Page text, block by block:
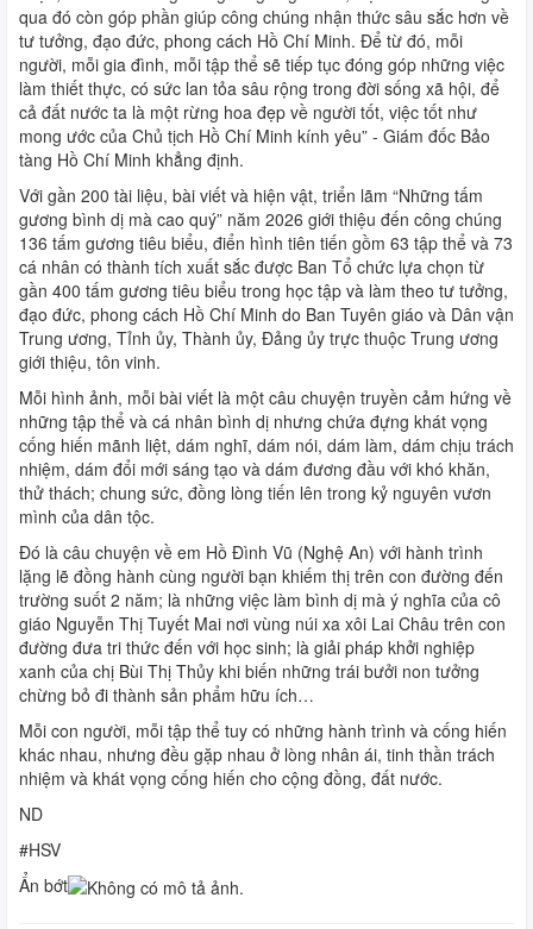
qua đó còn góp phần giúp công chúng nhận thức sâu sắc hơn về
tư tưởng, đạo đức, phong cách Hồ Chí Minh. Để từ đó, mỗi
người, mỗi gia đình, mỗi tập thể sẽ tiếp tục đóng góp những việc
làm thiết thực, có sức lan tỏa sâu rộng trong đời sống xã hội, để
cả đất nước ta là một rừng hoa đẹp về người tốt, việc tốt như
mong ước của Chủ tịch Hồ Chí Minh kính yêu” - Giám đốc Bảo
tàng Hồ Chí Minh khẳng định.
Với gần 200 tài liệu, bài viết và hiện vật, triển lãm “Những tấm
gương bình dị mà cao quý” năm 2026 giới thiệu đến công chúng
136 tấm gương tiêu biểu, điển hình tiên tiến gồm 63 tập thể và 73
cá nhân có thành tích xuất sắc được Ban Tổ chức lựa chọn từ
gần 400 tấm gương tiêu biểu trong học tập và làm theo tư tưởng,
đạo đức, phong cách Hồ Chí Minh do Ban Tuyên giáo và Dân vận
Trung ương, Tỉnh ủy, Thành ủy, Đảng ủy trực thuộc Trung ương
giới thiệu, tôn vinh.
Mỗi hình ảnh, mỗi bài viết là một câu chuyện truyền cảm hứng về
những tập thể và cá nhân bình dị nhưng chứa đựng khát vọng
cống hiến mãnh liệt, dám nghĩ, dám nói, dám làm, dám chịu trách
nhiệm, dám đổi mới sáng tạo và dám đương đầu với khó khăn,
thử thách; chung sức, đồng lòng tiến lên trong kỷ nguyên vươn
mình của dân tộc.
Đó là câu chuyện về em Hồ Đình Vũ (Nghệ An) với hành trình
lặng lẽ đồng hành cùng người bạn khiếm thị trên con đường đến
trường suốt 2 năm; là những việc làm bình dị mà ý nghĩa của cô
giáo Nguyễn Thị Tuyết Mai nơi vùng núi xa xôi Lai Châu trên con
đường đưa tri thức đến với học sinh; là giải pháp khởi nghiệp
xanh của chị Bùi Thị Thủy khi biến những trái bưởi non tưởng
chừng bỏ đi thành sản phẩm hữu ích…
Mỗi con người, mỗi tập thể tuy có những hành trình và cống hiến
khác nhau, nhưng đều gặp nhau ở lòng nhân ái, tinh thần trách
nhiệm và khát vọng cống hiến cho cộng đồng, đất nước.
ND
#HSV
Ẩn bớt